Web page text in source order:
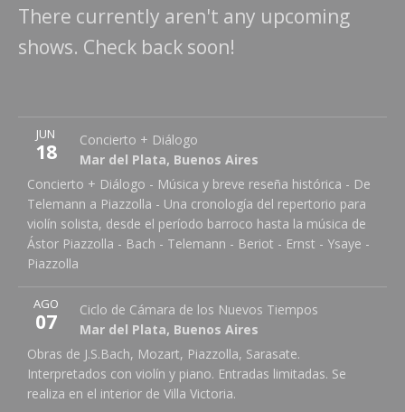
There currently aren't any upcoming
shows. Check back soon!
JUN
18
Concierto + Diálogo
Mar del Plata, Buenos Aires
Villa Victoria Ocampo
Mar del Plata,Buenos Aires 7600
0223 4942878
Note
Concierto + Diálogo - Música y breve reseña histórica - De
Telemann a Piazzolla - Una cronología del repertorio para
violín solista, desde el período barroco hasta la música de
Ástor Piazzolla - Bach - Telemann - Beriot - Ernst - Ysaye -
Piazzolla
More
AGO
07
Ciclo de Cámara de los Nuevos Tiempos
Mar del Plata, Buenos Aires
Villa Victoria Ocampo Matheu 1851
Mar del Plata,Buenos Aires 7600
0223 4942878
Note
Obras de J.S.Bach, Mozart, Piazzolla, Sarasate.
Interpretados con violín y piano. Entradas limitadas. Se
realiza en el interior de Villa Victoria.
More